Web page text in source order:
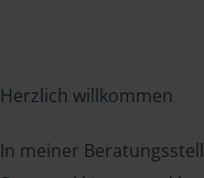
Herzlich willkommen
In meiner